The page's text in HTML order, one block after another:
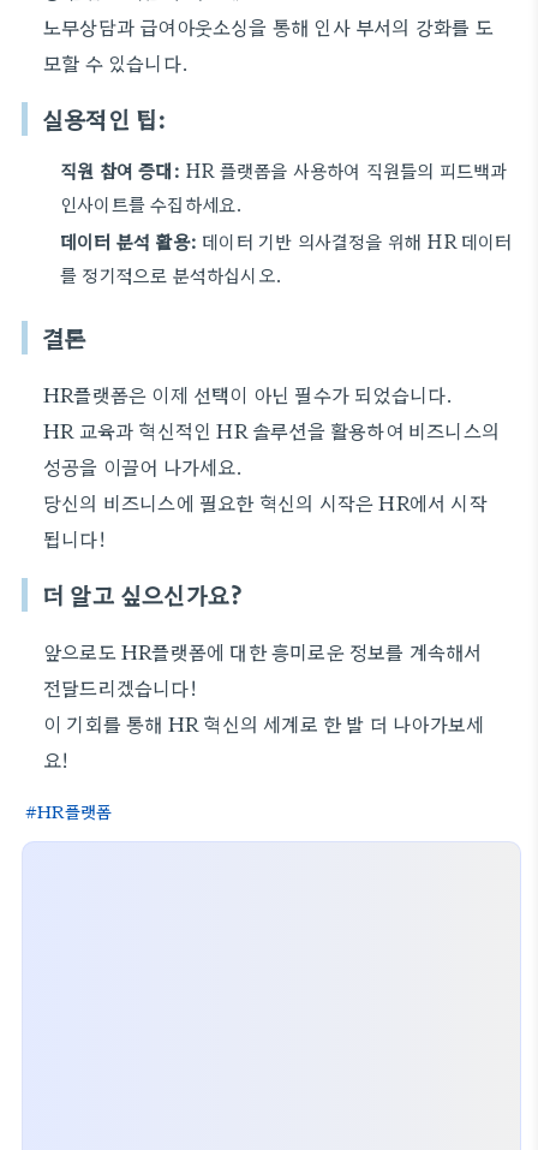
노무상담과 급여아웃소싱을 통해 인사 부서의 강화를 도
모할 수 있습니다.
실용적인 팁:
직원 참여 증대: HR 플랫폼을 사용하여 직원들의 피드백과
인사이트를 수집하세요.
데이터 분석 활용: 데이터 기반 의사결정을 위해 HR 데이터
를 정기적으로 분석하십시오.
결론
HR플랫폼은 이제 선택이 아닌 필수가 되었습니다.
HR 교육과 혁신적인 HR 솔루션을 활용하여 비즈니스의
성공을 이끌어 나가세요.
당신의 비즈니스에 필요한 혁신의 시작은 HR에서 시작
됩니다!
더 알고 싶으신가요?
앞으로도 HR플랫폼에 대한 흥미로운 정보를 계속해서
전달드리겠습니다!
이 기회를 통해 HR 혁신의 세계로 한 발 더 나아가보세
요!
HR플랫폼